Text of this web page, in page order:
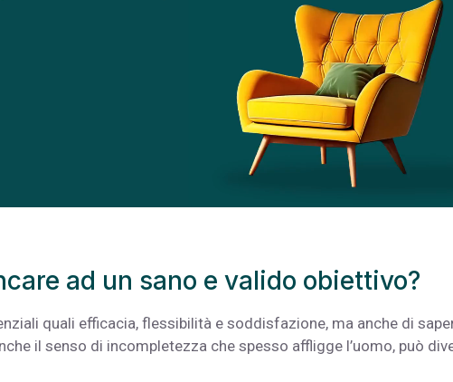
ad un sano e valido obiettivo?
quali efficacia, flessibilità e soddisfazione, ma anche di
il senso di incompletezza che spesso affligge l’uomo, può